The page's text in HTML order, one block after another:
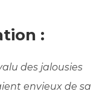
:
des jalousies
envieux de sa